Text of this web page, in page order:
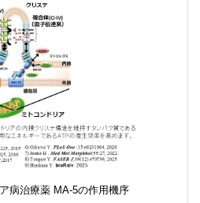
病治療薬 MA-5の作用機序